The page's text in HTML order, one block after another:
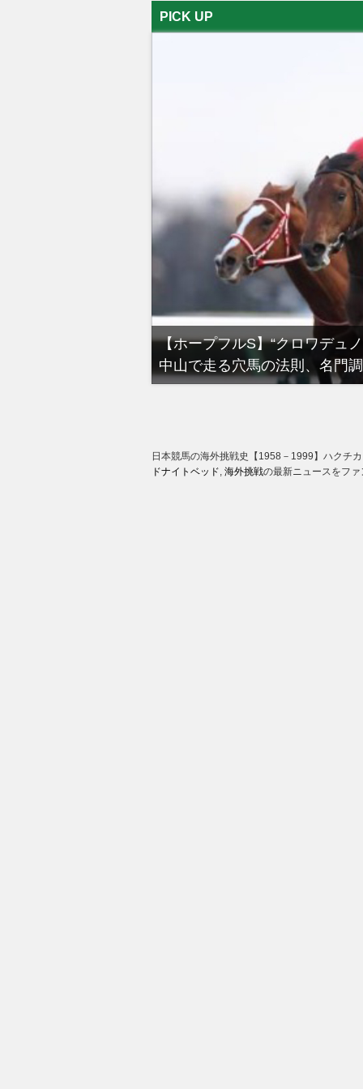
PICK UP
【ホープフルS】“クロワデュ
中山で走る穴馬の法則、名門
日本競馬の海外挑戦史【1958－1999】ハクチ
ドナイトベッド, 海外挑戦の最新ニュースをフ